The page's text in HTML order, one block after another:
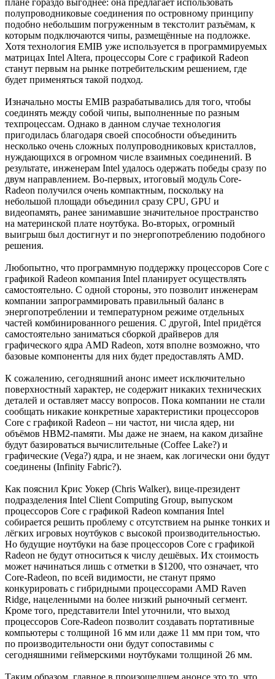
полупроводниковые соединения по островному принципу
подобно небольшим погруженным в текстолит разъёмам, к
которым подключаются чипы, размещённые на подложке.
Хотя технология EMIB уже используется в программируемых
матрицах Intel Altera, процессоры Core c графикой Radeon
станут первым на рынке потребительским решением, где
будет применяться такой подход.
Изначально мосты EMIB разрабатывались для того, чтобы
соединять между собой чипы, выполненные по разным
техпроцессам. Однако в данном случае технология
пригодилась благодаря своей способности объединить
несколько очень сложных полупроводниковых кристаллов,
нуждающихся в огромном числе взаимных соединений. В
результате, инженерам Intel удалось одержать победы сразу по
двум направлением. Во-первых, итоговый модуль Core-
Radeon получился очень компактным, поскольку на
небольшой площади объединил сразу CPU, GPU и
видеопамять, ранее занимавшие значительное пространство
на материнской плате ноутбука. Во-вторых, огромный
выигрыш был достигнут и по энергопотреблению подобного
решения.
Любопытно, что программную поддержку процессоров Core c
графикой Radeon компания Intel планирует осуществлять
самостоятельно. С одной стороны, это позволит инженерам
компании запрограммировать правильный баланс в
энергопотреблении и температурном режиме отдельных
частей комбинированного решения. С другой, Intel придётся
самостоятельно заниматься сборкой драйверов для
графического ядра AMD Radeon, хотя вполне возможно, что
базовые компоненты для них будет предоставлять AMD.
К сожалению, сегодняшний анонс имеет исключительно
поверхностный характер, не содержит никаких технических
деталей и оставляет массу вопросов. Пока компании не стали
сообщать никакие конкретные характеристики процессоров
Core c графикой Radeon – ни частот, ни числа ядер, ни
объёмов HBM2-памяти. Мы даже не знаем, на каком дизайне
будут базироваться вычислительные (Coffee Lake?) и
графические (Vega?) ядра, и не знаем, как логически они будут
соединены (Infinity Fabric?).
Как пояснил Крис Уокер (Chris Walker), вице-президент
подразделения Intel Client Computing Group, выпуском
процессоров Core c графикой Radeon компания Intel
собирается решить проблему с отсутствием на рынке тонких и
лёгких игровых ноутбуков с высокой производительностью.
Но будущие ноутбуки на базе процессоров Core c графикой
Radeon не будут относиться к числу дешёвых. Их стоимость
может начинаться лишь с отметки в $1200, что означает, что
Core-Radeon, по всей видимости, не станут прямо
конкурировать с гибридными процессорами AMD Raven
Ridge, нацеленными на более низкий рыночный сегмент.
Кроме того, представители Intel уточнили, что выход
процессоров Core-Radeon позволит создавать портативные
компьютеры с толщиной 16 мм или даже 11 мм при том, что
по производительности они будут сопоставимы с
сегодняшними геймерскими ноутбуками толщиной 26 мм.
Таким образом, главное в произошедшем анонсе это то, что